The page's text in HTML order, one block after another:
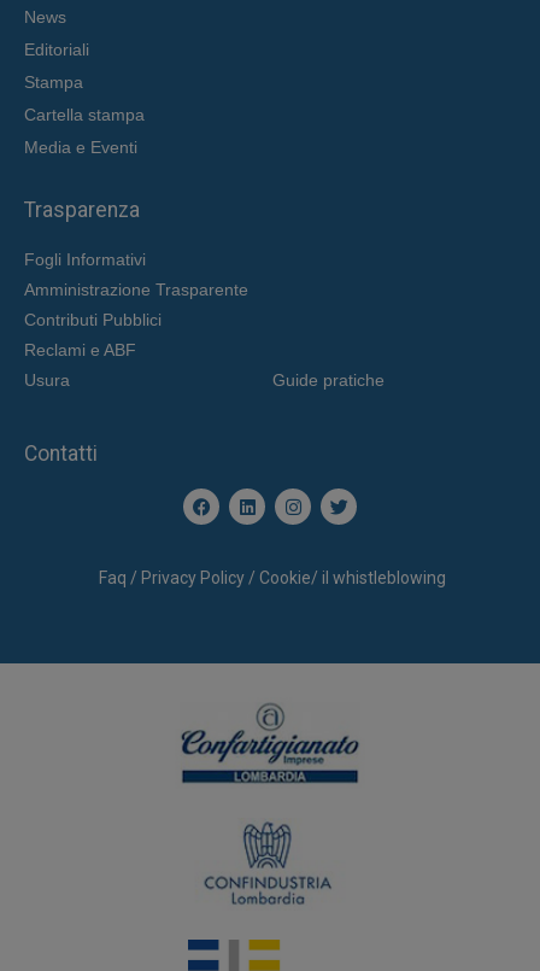
News
Editoriali
Stampa
Cartella stampa
Media e Eventi
Trasparenza
Fogli Informativi
Amministrazione Trasparente
Contributi Pubblici
Reclami e ABF
Usura
Guide pratiche
Contatti
Faq / Privacy Policy/ Cookie/ il whistleblowing